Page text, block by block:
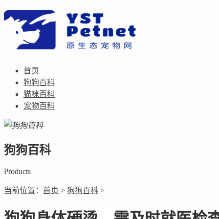
首页
狗狗百科
猫咪百科
宠物百科
狗狗百科
Products
当前位置： 首页 > 狗狗百科 >